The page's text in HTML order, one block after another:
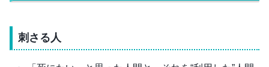
刺さる人